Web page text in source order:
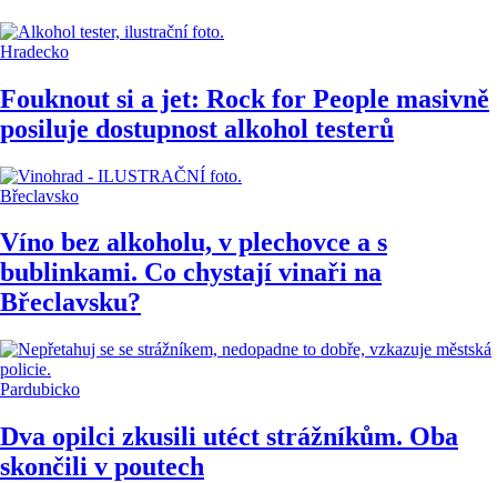
Hradecko
Fouknout si a jet: Rock for People masivně
posiluje dostupnost alkohol testerů
Břeclavsko
Víno bez alkoholu, v plechovce a s
bublinkami. Co chystají vinaři na
Břeclavsku?
Pardubicko
Dva opilci zkusili utéct strážníkům. Oba
skončili v poutech